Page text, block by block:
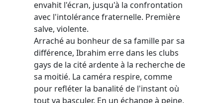
envahit l'écran, jusqu'à la confrontation
avec l'intolérance fraternelle. Première
salve, violente.
Arraché au bonheur de sa famille par sa
différence, Ibrahim erre dans les clubs
gays de la cité ardente à la recherche de
sa moitié. La caméra respire, comme
pour refléter la banalité de l'instant où
tout va basculer. En un échange à peine,